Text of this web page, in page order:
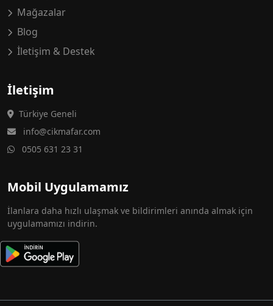
Mağazalar
Blog
İletişim & Destek
İletişim
Türkiye Geneli
info@cikmafar.com
0505 631 23 31
Mobil Uygulamamız
İlanlara daha hızlı ulaşmak ve bildirimleri anında almak için
uygulamamızı indirin.